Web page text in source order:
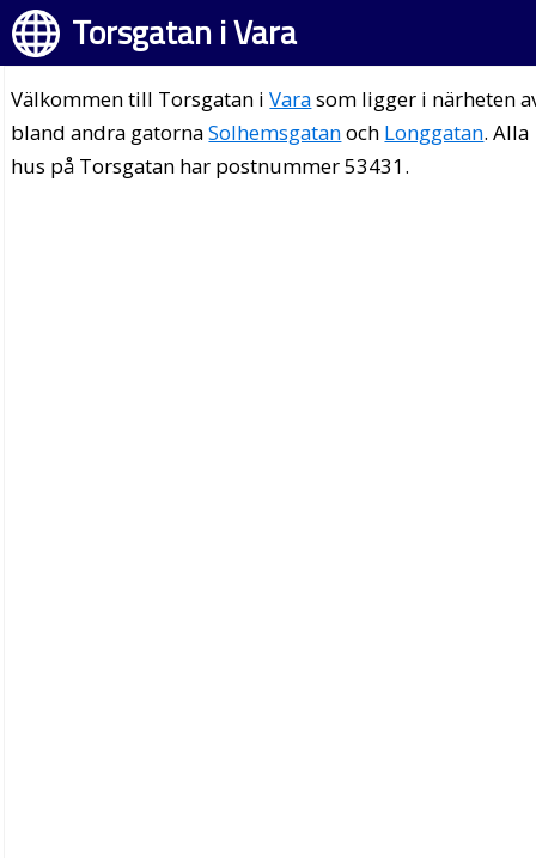
Torsgatan i Vara
Välkommen till Torsgatan iVarasom ligger i närheten
bland andra gatornaSolhemsgatanoch Longgatan. Alla
hus på Torsgatan har postnummer 53431.